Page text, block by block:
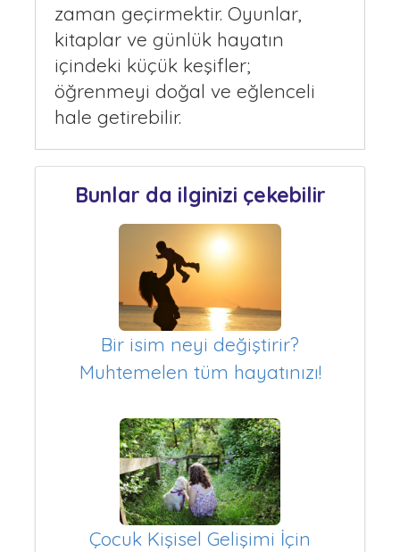
zaman geçirmektir. Oyunlar,
kitaplar ve günlük hayatın
içindeki küçük keşifler;
öğrenmeyi doğal ve eğlenceli
hale getirebilir.
Bunlar da ilginizi çekebilir
Bir isim neyi değiştirir?
Muhtemelen tüm hayatınızı!
Çocuk Kişisel Gelişimi İçin